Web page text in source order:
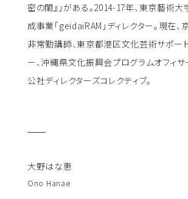
密の閨』」がある。2014-17年、東京藝術
成事業「geidaiRAM」ディレクター。現在
非常勤講師、東京都港区文化芸術サポー
ー、沖縄県文化振興会プログラムオフィ
公社ディレクターズコレクティブ。
大野はな恵
Ono Hanae